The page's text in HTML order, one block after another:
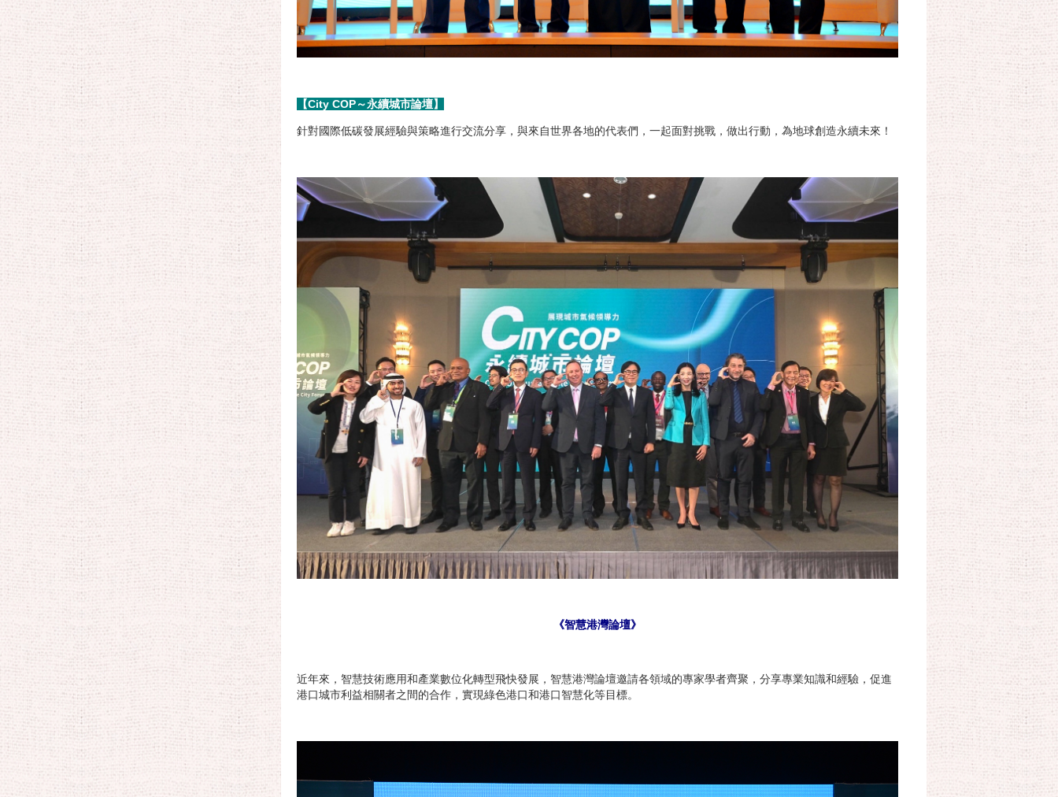
【City COP～永續城市論壇】
針對國際低碳發展經驗與策略進行交流分享，與來自世界各地的代表們，一起面對挑戰，做出行動，為地球創造永續未來！
《智慧港灣論壇》
近年來，智慧技術應用和產業數位化轉型飛快發展，智慧港灣論壇邀請各領域的專家學者齊聚，分享專業知識和經驗，促進
港口城市利益相關者之間的合作，實現綠色港口和港口智慧化等目標。